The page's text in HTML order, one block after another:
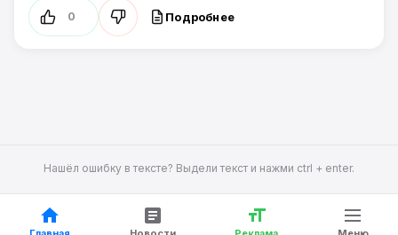
0 Подробнее
Нашёл ошибку в тексте? Выдели текст и нажми ctrl + enter.